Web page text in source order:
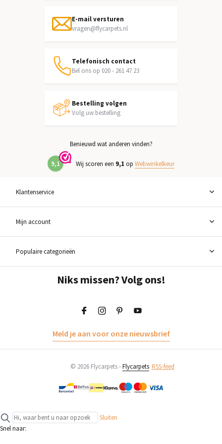
E-mail versturen
vragen@flycarpets.nl
Telefonisch contact
Bel ons op 020 - 261 47 23
Bestelling volgen
Volg uw bestelling
Benieuwd wat anderen vinden?
9,1 Wij scoren een 9,1 op Webwinkelkeur
Klantenservice
Mijn account
Populaire categorieën
Niks missen? Volg ons!
Meld je aan voor onze nieuwsbrief
© 2026 Flycarpets -Flycarpets RSS-feed
Sluiten
Snel naar: